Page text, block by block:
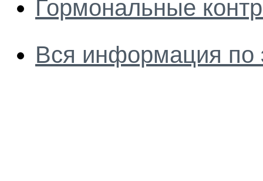
Гормональные
Вся информация по